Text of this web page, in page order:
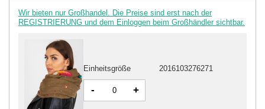
Wir bieten nur Großhandel. Die Preise sind erst nach der
REGISTRIERUNG und dem Einloggen beim Großhändler sichtbar.
Einheitsgröße 2016103276271
- +